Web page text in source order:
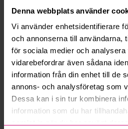
Denna webbplats använder
Vi använder enhetsidentifierare
och annonserna till användarna,
för sociala medier och
vidarebefordrar även sådana
information från din enhet till de
annons- och analysföretag som
Dessa kan i sin tur kombinera
information som du har
Kan jag ångra ett bud?
Kan ni frakta mina vunna